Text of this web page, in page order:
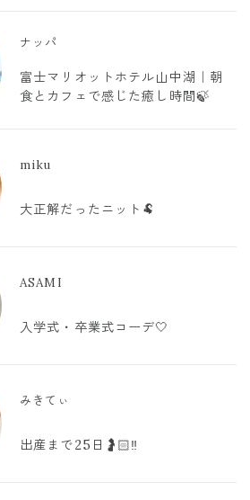
ナッパ
富士マリオットホテル山中湖｜朝
食とカフェで感じた癒し時間🍃
miku
大正解だったニット🐏
ASAMI
入学式・卒業式コーデ🤍
みきてぃ
出産まで25日🤰🏻‼️